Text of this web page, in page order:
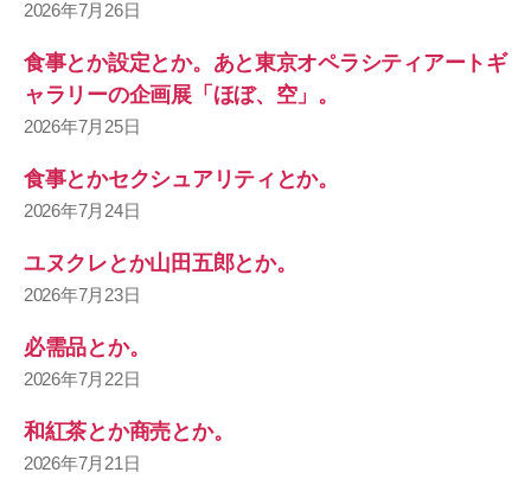
2026年7月26日
食事とか設定とか。あと東京オペラシティアートギ
ャラリーの企画展「ほぼ、空」。
2026年7月25日
食事とかセクシュアリティとか。
2026年7月24日
ユヌクレとか山田五郎とか。
2026年7月23日
必需品とか。
2026年7月22日
和紅茶とか商売とか。
2026年7月21日